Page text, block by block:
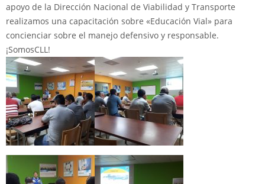
apoyo de la Dirección Nacional de Viabilidad y Transporte
realizamos una capacitación sobre «Educación Vial» para
concienciar sobre el manejo defensivo y responsable.
¡SomosCLL!